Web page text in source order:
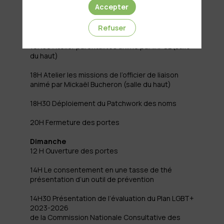
14H30 -18H Démonstrations et prises de paroles
par les associations du salon (grande salle)
16H30 Atelier parentalités animé par l’APGL (salle
du haut)
18H Atelier les missions de l’officier de liaison
animé par Mickaël Bucheron (salle du haut)
18H30 Déploiement du Patchwork des noms
20H Fermeture des portes
Dimanche
12 H Ouverture des portes
14H Le consentement en une tasse de thé
présentation d’un outil de prévention
14H30 Présentation de l’évaluation du Plan LGBT+
2023-2026
de la Commission Nationale Consultative des
Accepter
Refuser